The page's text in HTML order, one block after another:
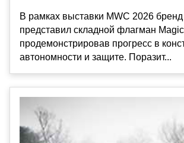
В рамках выставки MWC 2026
представил складной флагман
продемонстрировав прогресс в
автономности и защите. Поразит...